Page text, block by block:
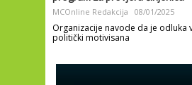
MCOnline Redakcija 08/01/2025
Organizacije navode da je odluka
politički motivisana